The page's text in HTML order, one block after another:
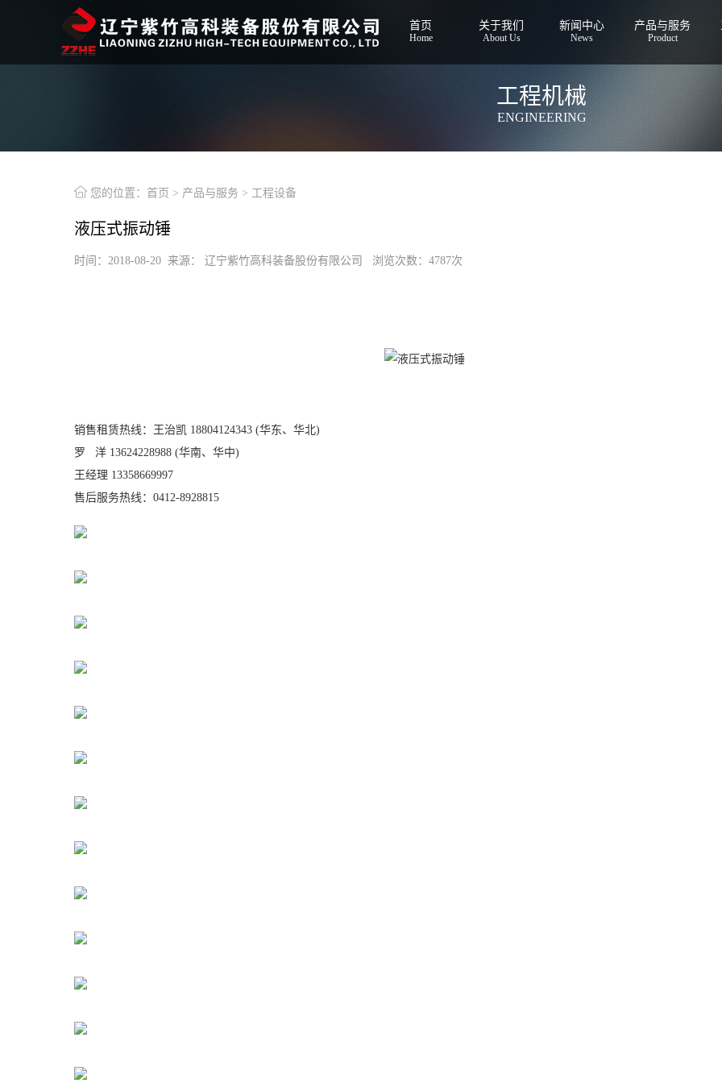
首页
Home
关于我们
About Us
新闻中心
News
产品与服务
Product
工程机械
ENGINEERING
 您的位置： 首页 > 产品与服务 > 工程设备
液压式振动锤
时间：2018-08-20 来源： 辽宁紫竹高科装备股份有限公司 浏览次数：4787次
销售租赁热线：王治凯 18804124343 (华东、华北)
罗 洋 13624228988 (华南、华中)
王经理 13358669997
售后服务热线：0412-8928815